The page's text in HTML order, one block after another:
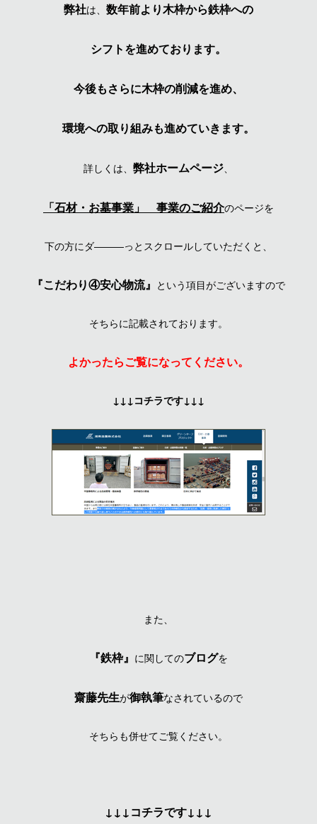
弊社は、 数年前より木枠から鉄枠への
シフトを進めております。
今後もさらに木枠の削減を進め、
環境への取り組みも進めていきます。
詳しくは、 弊社ホームページ、
「石材・お墓事業」 事業のご紹介のページを
下の方にダ―――っとスクロールしていただくと、
『こだわり④安心物流』 という項目がございますので
そちらに記載されております。
よかったらご覧になってください。
↓↓↓コチラです↓↓↓
また、
『鉄枠』 に関してのブログを
齋藤先生が御執筆なされているので
そちらも併せてご覧ください。
↓↓↓コチラです↓↓↓